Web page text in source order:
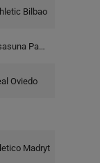
Bilbao
Osasuna Pampeluna
Oviedo
Madryt